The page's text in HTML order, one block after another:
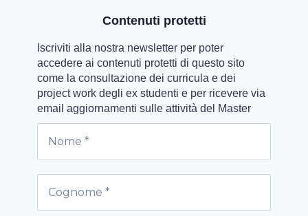
Contenuti protetti
Iscriviti alla nostra newsletter per poter
accedere ai contenuti protetti di questo sito
come la consultazione dei curricula e dei
project work degli ex studenti e per ricevere via
email aggiornamenti sulle attività del Master